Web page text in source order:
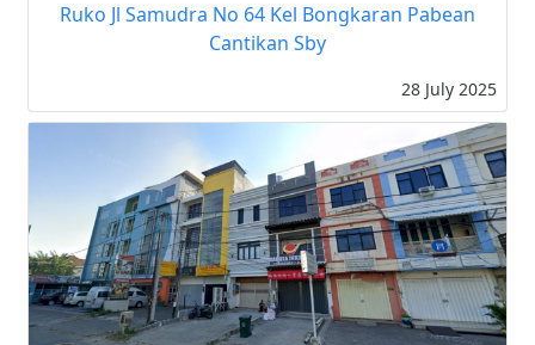
Ruko Jl Samudra No 64 Kel Bongkaran Pabean
Cantikan Sby
28 July 2025